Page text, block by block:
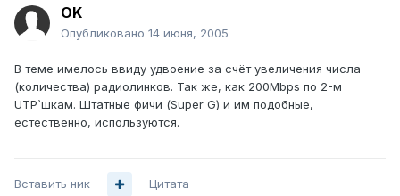
OK
Опубликовано 14 июня, 2005
В теме имелось ввиду удвоение за счёт увеличения числа
(количества) радиолинков. Так же, как 200Mbps по 2-м
UTP`шкам. Штатные фичи (Super G) и им подобные,
естественно, используются.
Вставить ник Цитата